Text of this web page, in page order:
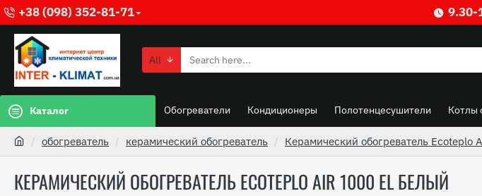
+38 (098) 352-81-71 9.30-
All
Каталог Обогреватели Кондиционеры Полотенцесушители Котлы
обогреватель керамический обогреватель Керамический обогреватель Ecoteplo
КЕРАМИЧЕСКИЙ ОБОГРЕВАТЕЛЬ ECOTEPLO AIR 1000 EL БЕЛЫЙ